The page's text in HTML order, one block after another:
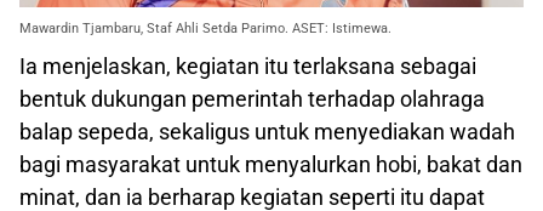
Mawardin Tjambaru, Staf Ahli Setda Parimo. ASET: Istimewa.
Ia menjelaskan, kegiatan itu terlaksana sebagai
bentuk dukungan pemerintah terhadap olahraga
balap sepeda, sekaligus untuk menyediakan wadah
bagi masyarakat untuk menyalurkan hobi, bakat dan
minat, dan ia berharap kegiatan seperti itu dapat